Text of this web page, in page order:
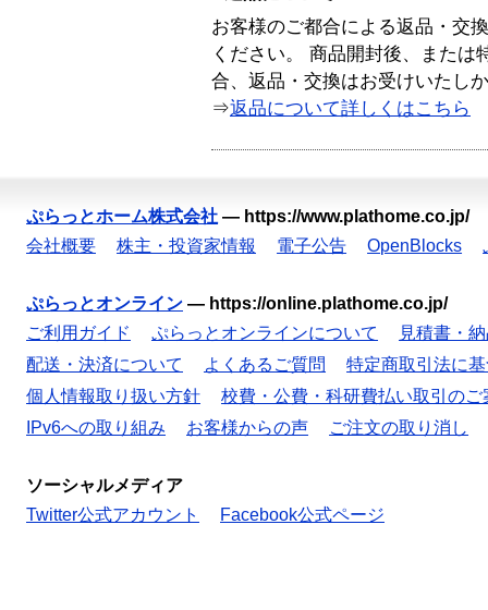
お客様のご都合による返品・交
ください。 商品開封後、または
合、返品・交換はお受けいたし
⇒返品について詳しくはこちら
ぷらっとホーム株式会社 — https://www.plathome.co.jp/
会社概要
株主・投資家情報 電子公告 OpenBlocks
ぷらっとオンライン — https://online.plathome.co.jp/
ご利用ガイド
ぷらっとオンラインについて
見積書・
配送・決済について
よくあるご質問
特定商取引法に
個人情報取り扱い方針
校費・公費・科研費払い取引のご
IPv6への取り組み
お客様からの声 ご注文の取り消し
ソーシャルメディア
Twitter公式アカウント
Facebook公式ページ